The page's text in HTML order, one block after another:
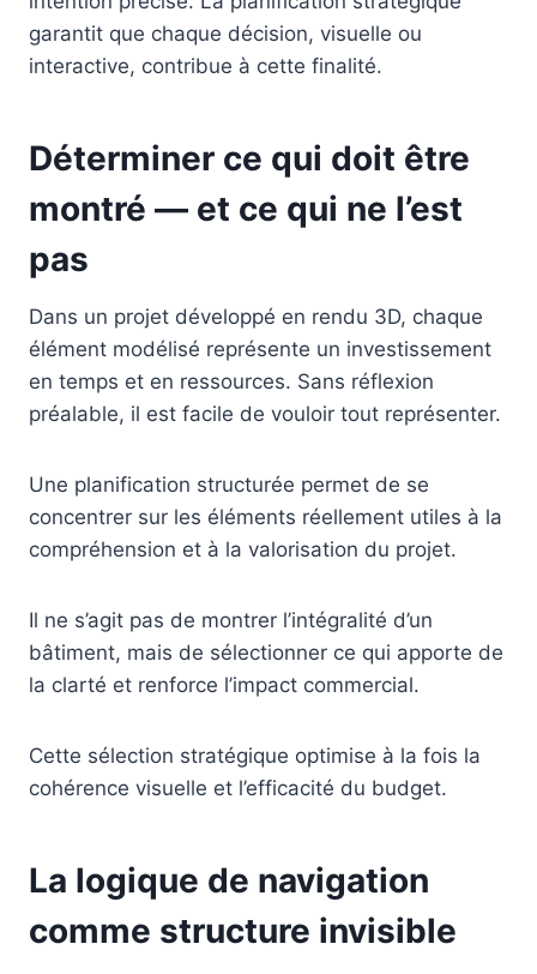
garantit que chaque décision, visuelle ou
interactive, contribue à cette finalité.
Déterminer ce qui doit être
montré — et ce qui ne l’est
pas
Dans un projet développé en rendu 3D, chaque
élément modélisé représente un investissement
en temps et en ressources. Sans réflexion
préalable, il est facile de vouloir tout représenter.
Une planification structurée permet de se
concentrer sur les éléments réellement utiles à la
compréhension et à la valorisation du projet.
Il ne s’agit pas de montrer l’intégralité d’un
bâtiment, mais de sélectionner ce qui apporte de
la clarté et renforce l’impact commercial.
Cette sélection stratégique optimise à la fois la
cohérence visuelle et l’efficacité du budget.
La logique de navigation
comme structure invisible